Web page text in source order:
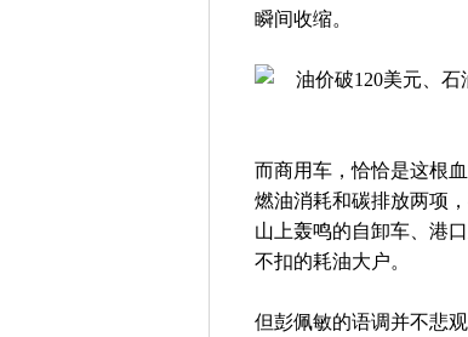
瞬间收缩。
而商用车，恰恰是这根
燃油消耗和碳排放两项
山上轰鸣的自卸车、港
不扣的耗油大户。
但彭佩敏的语调并不悲